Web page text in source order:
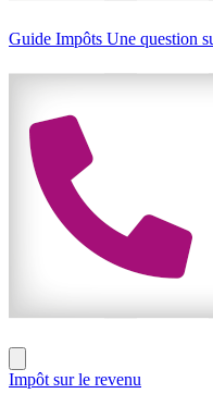
Guide Impôts Une question
Impôt sur le revenu